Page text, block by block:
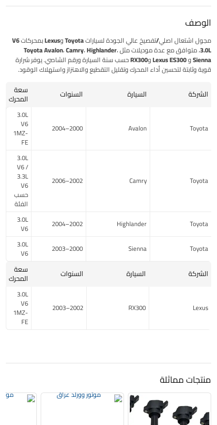
الوصف
مجول اشتعالاصلي/تفصيخعالي الجودة لسياراتToyota وLexus بمحركاتV6
3.0L، متوافق مع عدة موديلات مثلToyota Avalon، Camry، Highlander،
SiennaوLexus ES300 وRX300
حسب سنة السيارة ورقم الشاصي. يوفر شرارة
قوية وثابتة لتحسين أداء المحرك وتقليل التقطيع والاهتزاز واستهلاك الوقود.
الشركة السيارة السنوات سعة
المحرك
Toyota
Avalon
2000–2004
3.0L
V6
1MZ-
FE
Toyota
Camry
2002–2006
3.0L
V6 /
3.3L
V6
حسب
الفئة
Toyota
Highlander
2002–2004
3.0L
V6
Toyota
Sienna
2000–2003
3.0L
V6
الشركة السيارة السنوات سعة
المحرك
Lexus
RX300
2002–2003
3.0L
V6
1MZ-
FE
منتجات مماثلة